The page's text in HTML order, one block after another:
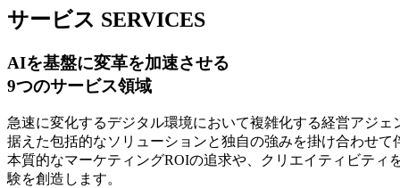
サービス SERVICES
AIを基盤に変革を加速させる
9つのサービス領域
急速に変化するデジタル環境において複雑化する経営アジ
据えた包括的なソリューションと独自の強みを掛け合わせて
本質的なマーケティングROIの追求や、クリエイティビティ
験を創造します。